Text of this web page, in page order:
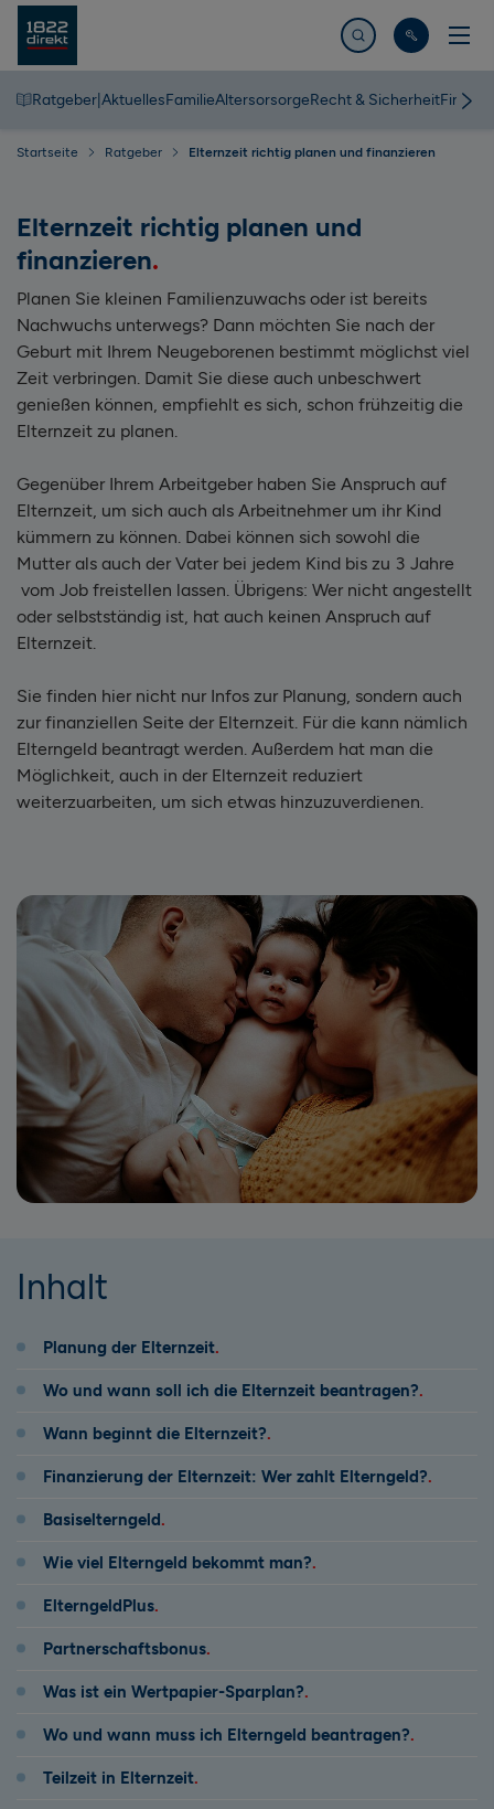
Jetzt suchen
Ratgeber AktuellesFamilieAltersorsorgeRecht & Sicherheit
Startseite Ratgeber Elternzeit richtig planen und finanzieren
Elternzeit richtig planen und
finanzieren
Planen Sie kleinen Familienzuwachs oder ist bereits
Nachwuchs unterwegs? Dann möchten Sie nach der
Geburt mit Ihrem Neugeborenen bestimmt möglichst viel
Zeit verbringen. Damit Sie diese auch unbeschwert
genießen können, empfiehlt es sich, schon frühzeitig die
Elternzeit zu planen.
Gegenüber Ihrem Arbeitgeber haben Sie Anspruch auf
Elternzeit, um sich auch als Arbeitnehmer um ihr Kind
kümmern zu können. Dabei können sich sowohl die
Mutter als auch der Vater bei jedem Kind bis zu 3 Jahre
vom Job freistellen lassen. Übrigens: Wer nicht angestellt
oder selbstständig ist, hat auch keinen Anspruch auf
Elternzeit.
Sie finden hier nicht nur Infos zur Planung, sondern auch
zur finanziellen Seite der Elternzeit. Für die kann nämlich
Elterngeld beantragt werden. Außerdem hat man die
Möglichkeit, auch in der Elternzeit reduziert
weiterzuarbeiten, um sich etwas hinzuzuverdienen.
Inhalt
Planung der Elternzeit
Wo und wann soll ich die Elternzeit beantragen?
Wann beginnt die Elternzeit?
Finanzierung der Elternzeit: Wer zahlt Elterngeld?
Basiselterngeld
Wie viel Elterngeld bekommt man?
ElterngeldPlus
Partnerschaftsbonus
Was ist ein Wertpapier-Sparplan?
Wo und wann muss ich Elterngeld beantragen?
Teilzeit in Elternzeit